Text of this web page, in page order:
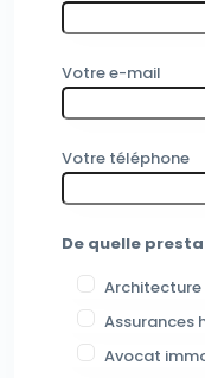
Votre e-mail
Votre téléphone
De quelle
Architecture
Assurances
Avocat